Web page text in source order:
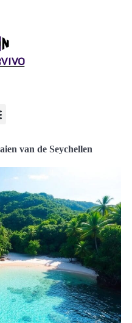
van de Seychellen